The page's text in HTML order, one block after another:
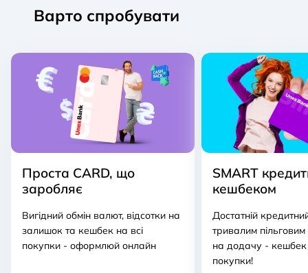
Варто спробувати
Проста CARD, що
заробляє
Вигідний обмін валют, відсотки на
залишок та кешбек на всі
покупки - оформлюй онлайн
SMART
кешбеком
Достатній кредитний
тривалим
на додачу - кешбек
покупки!